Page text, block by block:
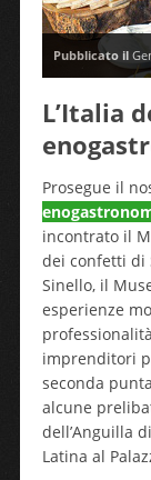
Pubblicato il
L’Italia
Prosegue il
incontrato il
dei confetti di
Sinello, il
esperienze
imprenditori
seconda
alcune
dell’Anguilla
Latina al